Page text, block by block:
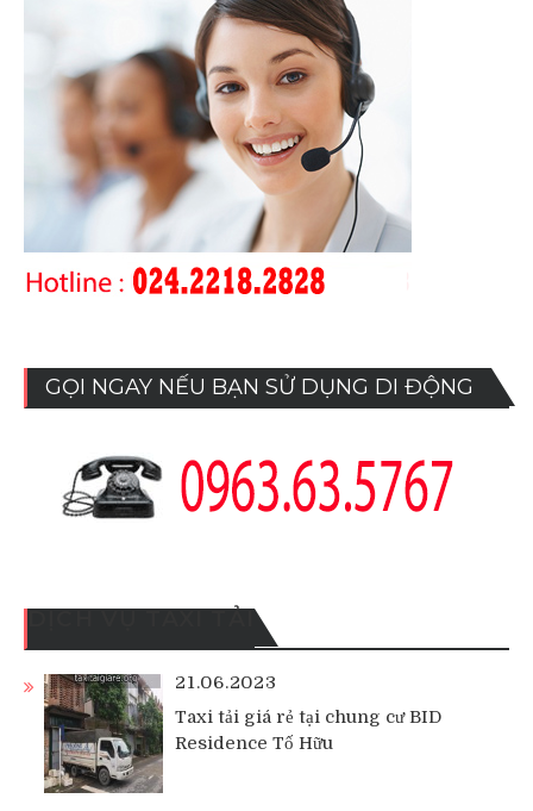
GỌI NGAY NẾU BẠN SỬ DỤNG DI ĐỘNG
21.06.2023
Taxi tải giá rẻ tại chung cư BID
Residence Tố Hữu